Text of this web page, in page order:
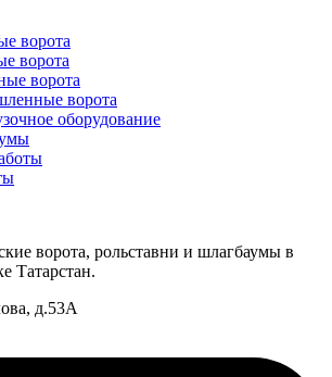
ворота
ворота
ворота
ворота
оборудование
ворота, рольставни и шлагбаумы в
Татарстан.
д.53А